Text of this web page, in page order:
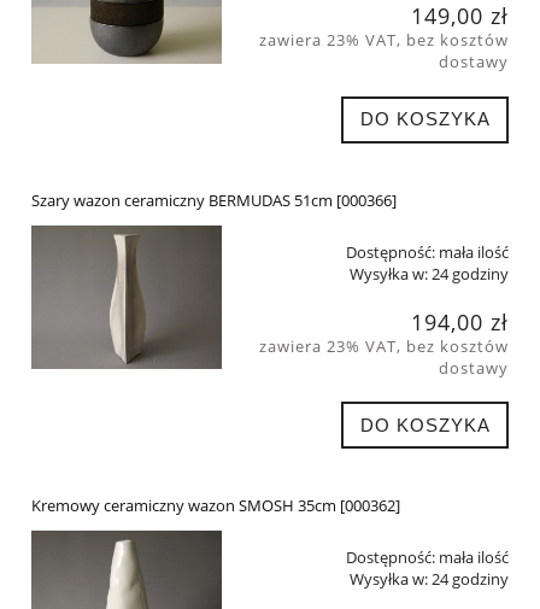
149,00 zł
zawiera 23% VAT, bez kosztów
dostawy
DO KOSZYKA
Szary wazon ceramiczny BERMUDAS 51cm [000366]
Dostępność: mała ilość
Wysyłka w:24 godziny
194,00 zł
zawiera 23% VAT, bez kosztów
dostawy
DO KOSZYKA
Kremowy ceramiczny wazon SMOSH 35cm [000362]
Dostępność: mała ilość
Wysyłka w:24 godziny